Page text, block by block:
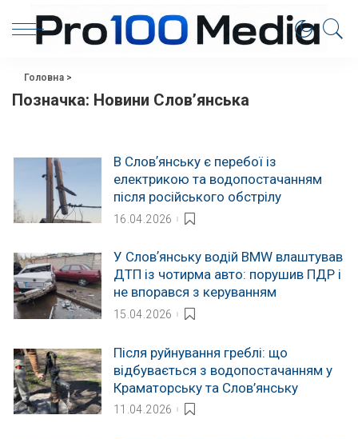
Головна>
Позначка: Новини Словʼянська
В Словʼянську є перебої із
електрикою та водопостачанням
після російського обстрілу
16.04.2026
У Словʼянську водій BMW влаштував
ДТП із чотирма авто: порушив ПДР і
не впорався з керуванням
15.04.2026
Після руйнування греблі: що
відбувається з водопостачанням у
Краматорську та Слов’янську
11.04.2026